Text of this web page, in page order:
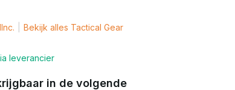
Bekijk alles Tactical Gear
leverancier
in de volgende